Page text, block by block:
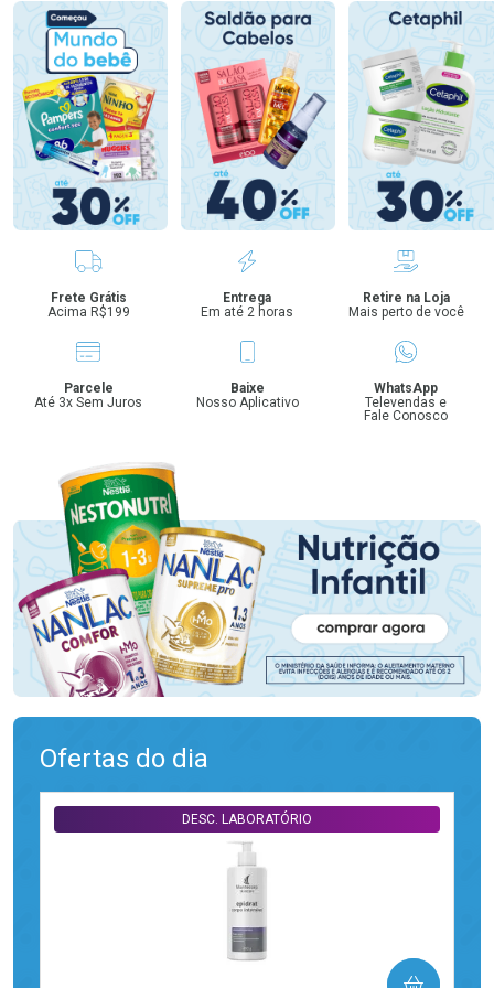
Benefícios
Frete Grátis
Acima R$199
Entrega
Em até 2 horas
Retire na Loja
Mais perto de você
Parcele
Até 3x Sem Juros
Baixe
Nosso Aplicativo
WhatsApp
Televendas e
Fale Conosco
Ofertas do dia
DESC. LABORATÓRIO
COMPRAR